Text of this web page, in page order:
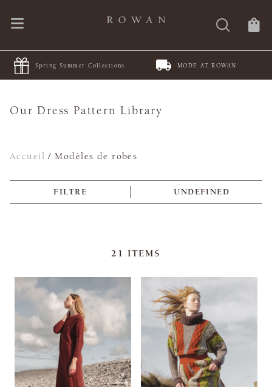
Collections MODE AT ROWAN JOIN Juleteppe
Our Dress Pattern Library
Accueil /Modèles de robes
FILTRE UNDEFINED
21 ITEMS